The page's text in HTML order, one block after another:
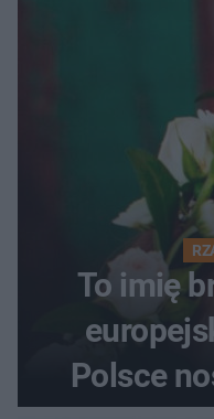
To imię
Polsce